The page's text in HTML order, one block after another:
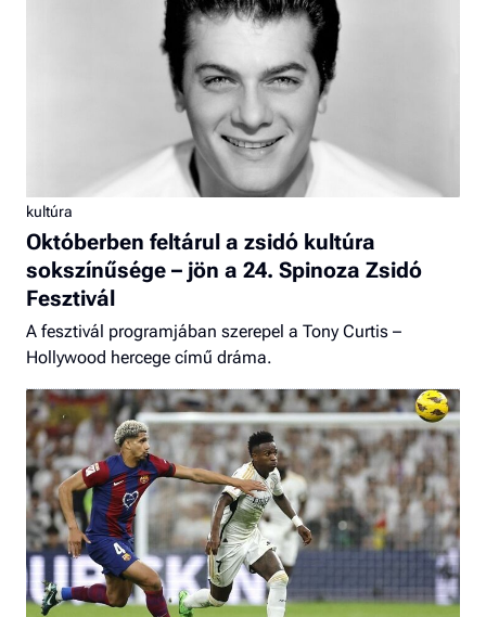
kultúra
Októberben feltárul a zsidó kultúra
sokszínűsége – jön a 24. Spinoza Zsidó
Fesztivál
A fesztivál programjában szerepel a Tony Curtis –
Hollywood hercege című dráma.